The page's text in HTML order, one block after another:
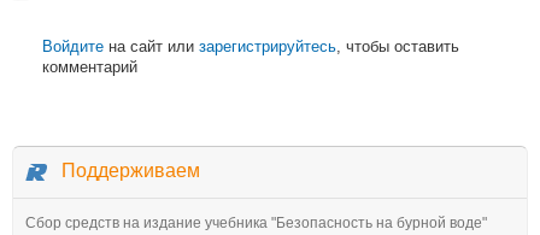
Войдите на сайт или зарегистрируйтесь , чтобы оставить
комментарий
Поддерживаем
Сбор средств на издание учебника "Безопасность на бурной воде"